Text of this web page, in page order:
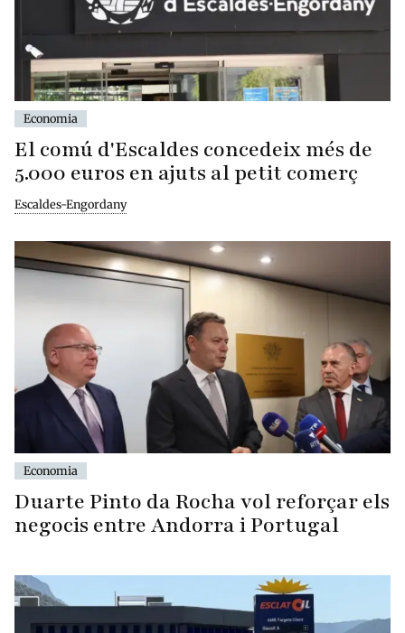
Economia
El comú d'Escaldes concedeix més de
5.000 euros en ajuts al petit comerç
Escaldes-Engordany
Economia
Duarte Pinto da Rocha vol reforçar els
negocis entre Andorra i Portugal